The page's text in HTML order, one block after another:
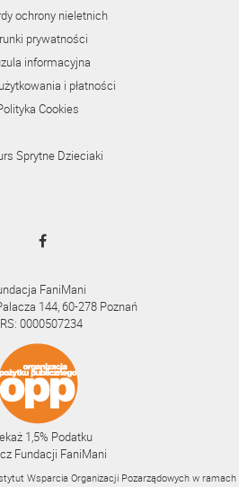
ochrony nieletnich
prywatności
informacyjna
i płatności
Cookies
Sprytne Dzieciaki
FaniMani
144, 60-278 Poznań
0000507234
1,5% Podatku
Fundacji FaniMani
Wsparcia Organizacji Pozarządowych w ramach